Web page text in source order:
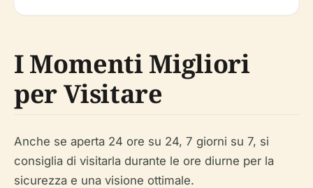
I Momenti Migliori
per Visitare
Anche se aperta 24 ore su 24, 7 giorni su 7, si
consiglia di visitarla durante le ore diurne per la
sicurezza e una visione ottimale.